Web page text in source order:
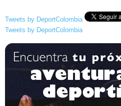
Tweets by DeportColombia
Tweets by DeportColombia